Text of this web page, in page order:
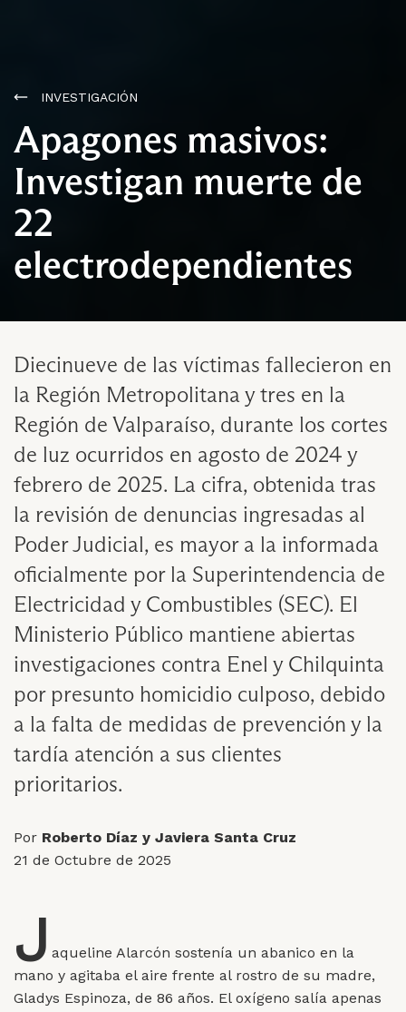
INVESTIGACIÓN
Apagones masivos:
Investigan muerte de
22
electrodependientes
Diecinueve de las víctimas fallecieron en
la Región Metropolitana y tres en la
Región de Valparaíso, durante los cortes
de luz ocurridos en agosto de 2024 y
febrero de 2025. La cifra, obtenida tras
la revisión de denuncias ingresadas al
Poder Judicial, es mayor a la informada
oficialmente por la Superintendencia de
Electricidad y Combustibles (SEC). El
Ministerio Público mantiene abiertas
investigaciones contra Enel y Chilquinta
por presunto homicidio culposo, debido
a la falta de medidas de prevención y la
tardía atención a sus clientes
prioritarios.
Por Roberto Díaz y Javiera Santa Cruz
21 de Octubre de 2025
J aqueline Alarcón sostenía un abanico en la
mano y agitaba el aire frente al rostro de su madre,
Gladys Espinoza, de 86 años. El oxígeno salía apenas